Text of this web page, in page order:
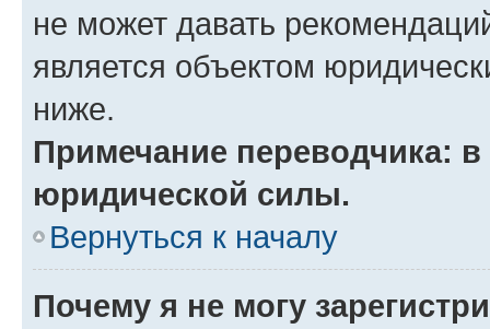
не может давать
является объектом
ниже.
Примечание переводчика:
юридической силы.
Вернуться к началу
Почему я не могу